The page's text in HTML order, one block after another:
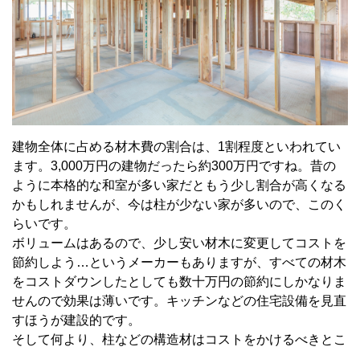
建物全体に占める材木費の割合は、1割程度といわれてい
ます。3,000万円の建物だったら約300万円ですね。昔の
ように本格的な和室が多い家だともう少し割合が高くなる
かもしれませんが、今は柱が少ない家が多いので、このく
らいです。
ボリュームはあるので、少し安い材木に変更してコストを
節約しよう…というメーカーもありますが、すべての材木
をコストダウンしたとしても数十万円の節約にしかなりま
せんので効果は薄いです。キッチンなどの住宅設備を見直
すほうが建設的です。
そして何より、柱などの構造材はコストをかけるべきとこ